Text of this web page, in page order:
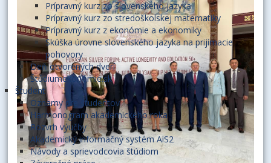
Prípravný kurz zo slovenského jazyka
Prípravný kurz zo stredoškolskej matematiky
Prípravný kurz z ekonómie a ekonomiky
Skúška úrovne slovenského jazyka na prijímacie
pohovory
Deň otvorených dverí
Štúdiumekonómie.sk
Študent
Oznamy pre študentov
Harmonogram akademického roka
Rozvrh výučby
Akademický informačný systém AiS2
Návody a sprievodcovia štúdiom